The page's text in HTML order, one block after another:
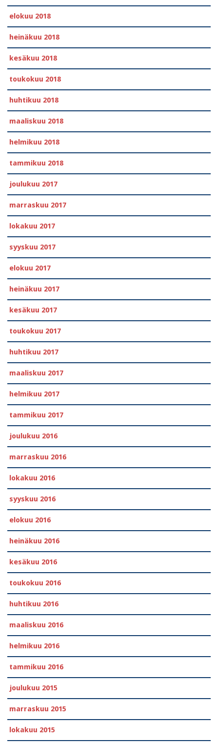
elokuu 2018
heinäkuu 2018
kesäkuu 2018
toukokuu 2018
huhtikuu 2018
maaliskuu 2018
helmikuu 2018
tammikuu 2018
joulukuu 2017
marraskuu 2017
lokakuu 2017
syyskuu 2017
elokuu 2017
heinäkuu 2017
kesäkuu 2017
toukokuu 2017
huhtikuu 2017
maaliskuu 2017
helmikuu 2017
tammikuu 2017
joulukuu 2016
marraskuu 2016
lokakuu 2016
syyskuu 2016
elokuu 2016
heinäkuu 2016
kesäkuu 2016
toukokuu 2016
huhtikuu 2016
maaliskuu 2016
helmikuu 2016
tammikuu 2016
joulukuu 2015
marraskuu 2015
lokakuu 2015